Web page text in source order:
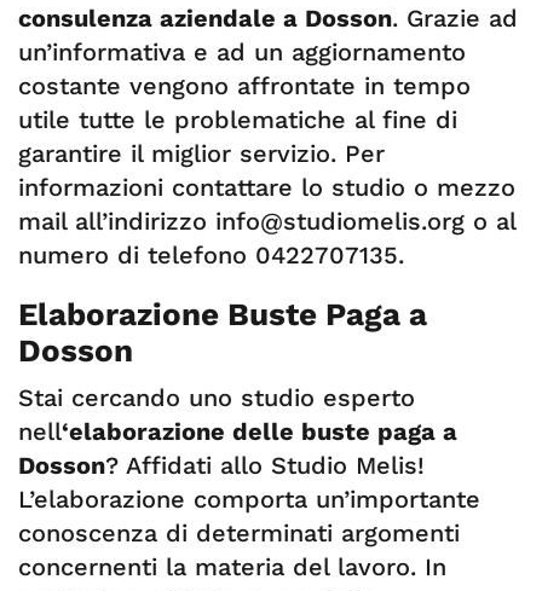
consulenza aziendale a Dosson. Grazie ad
un’informativa e ad un aggiornamento
costante vengono affrontate in tempo
utile tutte le problematiche al fine di
garantire il miglior servizio. Per
informazioni contattare lo studio o mezzo
mail all’indirizzo info@studiomelis.org o al
numero di telefono 0422707135.
Elaborazione Buste Paga a
Dosson
Stai cercando uno studio esperto
nell‘elaborazione delle buste paga a
Dosson? Affidati allo Studio Melis!
L’elaborazione comporta un’importante
conoscenza di determinati argomenti
concernenti la materia del lavoro. In